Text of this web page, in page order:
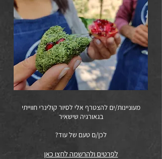
מעוניינות/ים להצטרף אלי לסיור קולינרי חווייתי
בגאורגיה שישאיר
לכן/ם טעם של עוד?
לפרטים ולהרשמה לחצו כאן